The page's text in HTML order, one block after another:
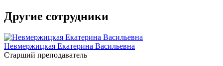
Другие сотрудники
Невмержицкая Екатерина Васильевна
Старший преподаватель